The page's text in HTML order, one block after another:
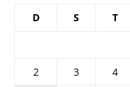
D S T
2
3 4